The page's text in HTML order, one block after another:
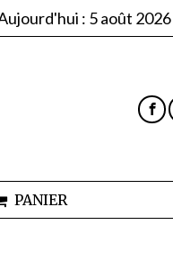
: 5 août 2026
PANIER